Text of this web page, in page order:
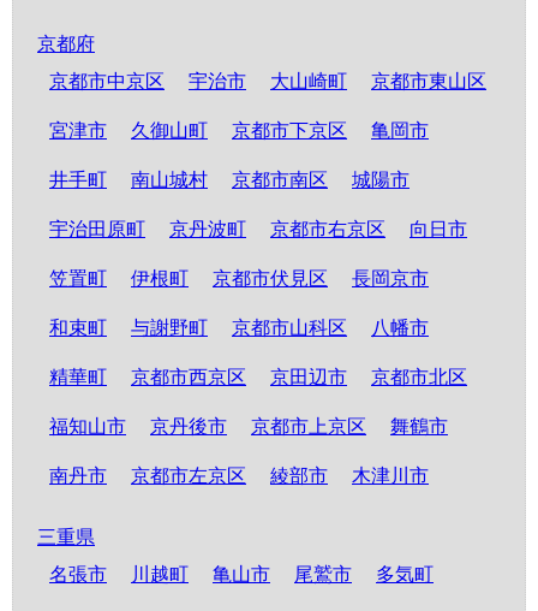
京都府
京都市中京区
宇治市 大山崎町 京都市東山区
宮津市 久御山町 京都市下京区 亀岡市
井手町 南山城村 京都市南区 城陽市
宇治田原町 京丹波町 京都市右京区 向日市
笠置町 伊根町 京都市伏見区 長岡京市
和束町 与謝野町 京都市山科区 八幡市
精華町 京都市西京区 京田辺市 京都市北区
福知山市 京丹後市 京都市上京区 舞鶴市
南丹市 京都市左京区 綾部市 木津川市
三重県
名張市
川越町 亀山市 尾鷲市 多気町